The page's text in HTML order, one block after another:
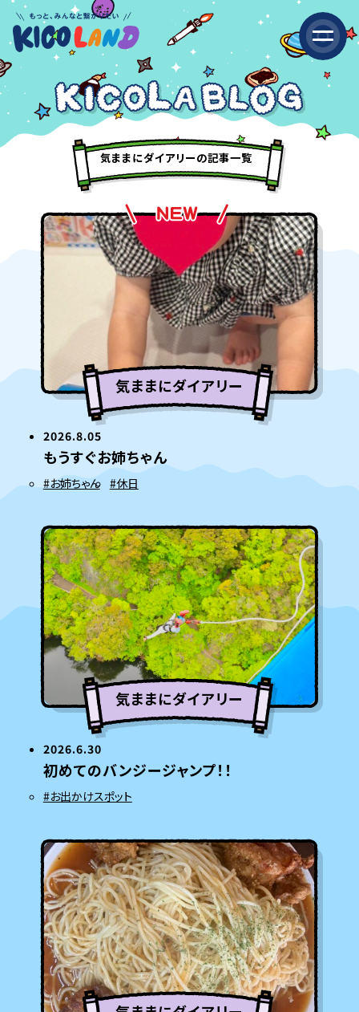
気ままにダイアリーの記事一覧
気ままにダイアリー
2026.8.05
もうすぐお姉ちゃん
#お姉ちゃん #休日
気ままにダイアリー
2026.6.30
初めてのバンジージャンプ！！
#お出かけスポット